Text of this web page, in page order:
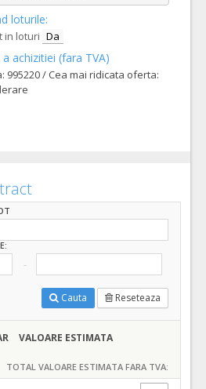
loturile:
in loturi Da
achizitiei (fara TVA)
995220 / Cea mai ridicata oferta:
Cauta Reseteaza
VALOARE ESTIMATA
TOTAL VALOARE ESTIMATA FARA TVA: